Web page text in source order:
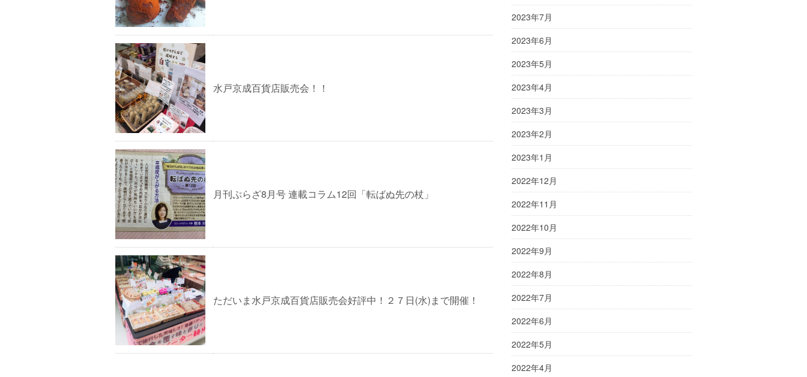
水戸京成百貨店販売会！！
月刊ぷらざ8月号 連載コラム12回「転ばぬ先の杖」
ただいま水戸京成百貨店販売会好評中！２７日(水)まで開催！
2023年7月
2023年6月
2023年5月
2023年4月
2023年3月
2023年2月
2023年1月
2022年12月
2022年11月
2022年10月
2022年9月
2022年8月
2022年7月
2022年6月
2022年5月
2022年4月